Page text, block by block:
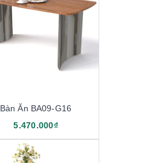
Bàn Ăn BA09-G16
5.470.000₫